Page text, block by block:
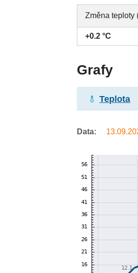
Změna teploty
+0.2 °C
Grafy
Teplota
Data: